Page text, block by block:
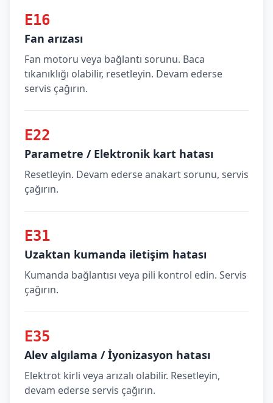
E16
Fan arızası
Fan motoru veya bağlantı sorunu. Baca
tıkanıklığı olabilir, resetleyin. Devam ederse
servis çağırın.
E22
Parametre / Elektronik kart hatası
Resetleyin. Devam ederse anakart sorunu, servis
çağırın.
E31
Uzaktan kumanda iletişim hatası
Kumanda bağlantısı veya pili kontrol edin. Servis
çağırın.
E35
Alev algılama / İyonizasyon hatası
Elektrot kirli veya arızalı olabilir. Resetleyin,
devam ederse servis çağırın.